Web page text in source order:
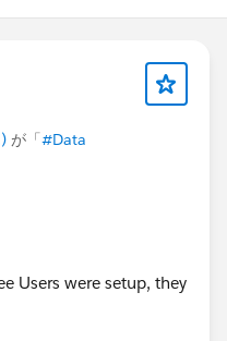
が「#Data
Users were setup, they